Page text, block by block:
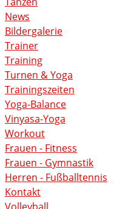
News
Bildergalerie
Trainer
Training
Turnen & Yoga
Trainingszeiten
Yoga-Balance
Vinyasa-Yoga
Workout
Frauen - Fitness
Frauen - Gymnastik
Herren - Fußballtennis
Kontakt